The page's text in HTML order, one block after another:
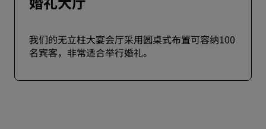
我们的无立柱大宴会厅采用圆桌式布置可容纳100
名宾客，非常适合举行婚礼。